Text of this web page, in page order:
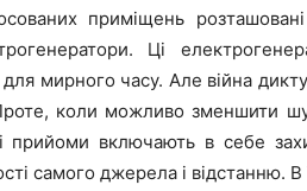
приміщень
Ці
мирного часу. Але війна
коли можливо зменшити
прийоми включають в себе
самого джерела і відстанню. В